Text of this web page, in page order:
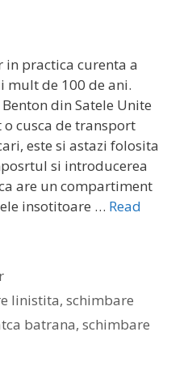
practica curenta a
mult de 100 de ani.
din Satele Unite
cusca de transport
este si astazi folosita
si introducerea
are un compartiment
insotitoare … Read
linistita,schimbare
batrana, schimbare